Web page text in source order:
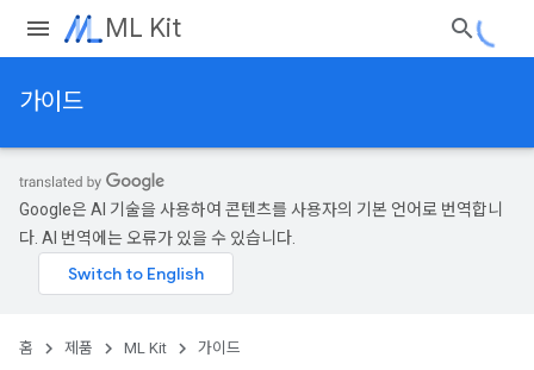
ML Kit
가이드
Google은 AI 기술을 사용하여 콘텐츠를 사용자의 기본 언어로 번역합니
다. AI 번역에는 오류가 있을 수 있습니다.
홈 제품 ML Kit 가이드